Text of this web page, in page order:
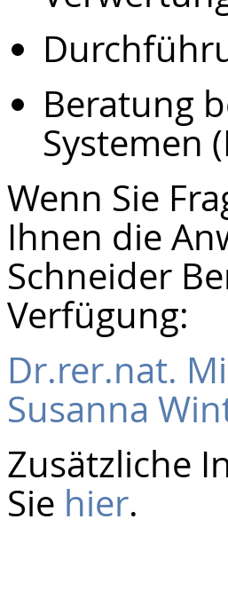
Beratung
Systemen
Wenn Sie
Ihnen die
Schneider
Verfügung:
Dr.rer.nat.
Susanna
Zusätzliche
Sie hier.